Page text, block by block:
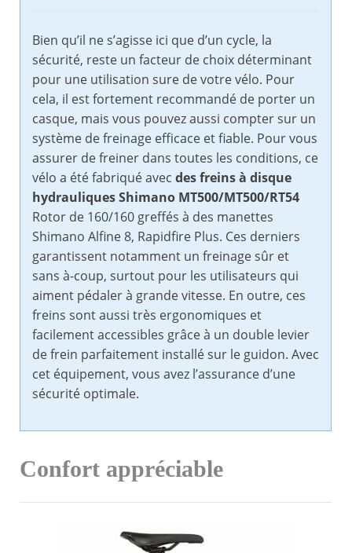
Bien qu’il ne s’agisse ici que d’un cycle, la
sécurité, reste un facteur de choix déterminant
pour une utilisation sure de votre vélo. Pour
cela, il est fortement recommandé de porter un
casque, mais vous pouvez aussi compter sur un
système de freinage efficace et fiable. Pour vous
assurer de freiner dans toutes les conditions, ce
vélo a été fabriqué avec des freins à disque
hydrauliques Shimano MT500/MT500/RT54
Rotor de 160/160 greffés à des manettes
Shimano Alfine 8, Rapidfire Plus. Ces derniers
garantissent notamment un freinage sûr et
sans à-coup, surtout pour les utilisateurs qui
aiment pédaler à grande vitesse. En outre, ces
freins sont aussi très ergonomiques et
facilement accessibles grâce à un double levier
de frein parfaitement installé sur le guidon. Avec
cet équipement, vous avez l’assurance d’une
sécurité optimale.
Confort appréciable